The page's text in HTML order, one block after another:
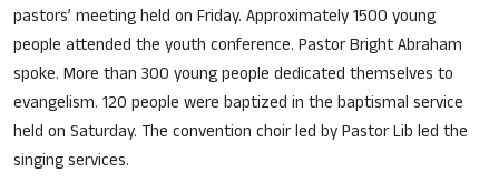
pastors’ meeting held on Friday. Approximately 1500 young
people attended the youth conference. Pastor Bright Abraham
spoke. More than 300 young people dedicated themselves to
evangelism. 120 people were baptized in the baptismal service
held on Saturday. The convention choir led by Pastor Lib led the
singing services.